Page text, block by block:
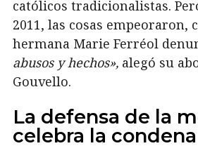
católicos tradicionalistas.
2011, las cosas empeoraron,
hermana Marie Ferréol
abusos y hechos», alegó su
Gouvello.
La defensa de la
celebra la condena